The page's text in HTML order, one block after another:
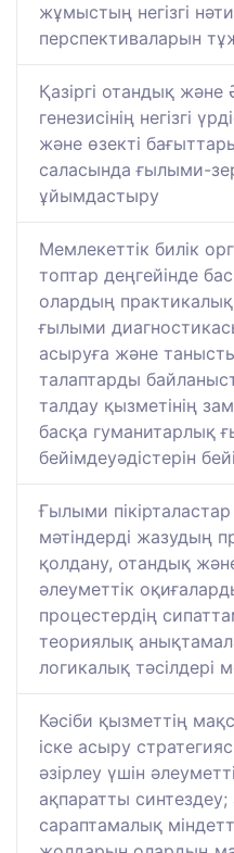
жұмыстың негізгі
перспективаларын
Қазіргі отандық
генезисінің негізгі
және өзекті
саласында ғылыми-
ұйымдастыру
Мемлекеттік билік
топтар деңгейінде
олардың практикалық
ғылыми
асыруға және
талаптарды
талдау қызметінің
басқа гуманитарлық
бейімдеуәдістерін
Ғылыми
мәтіндерді жазудың
қолдану, отандық
әлеуметтік
процестердің
теориялық
логикалық тәсілдері
Кәсіби қызметтің
іске асыру
әзірлеу үшін
ақпаратты
сараптамалық